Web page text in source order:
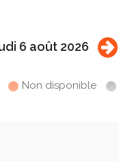
6 août 2026
Non disponible